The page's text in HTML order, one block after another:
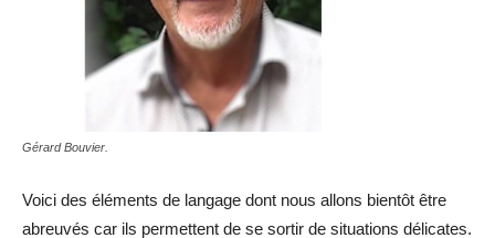
Gérard Bouvier.
Voici des éléments de langage dont nous allons bientôt être
abreuvés car ils permettent de se sortir de situations délicates.